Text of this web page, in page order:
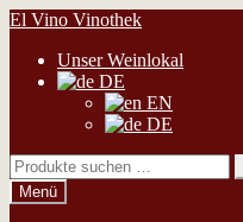
Zur
springen
Zum
springen
El Vino Vinothek
Unser Weinlokal
DE
EN
DE
Suchen
nach:
Menü